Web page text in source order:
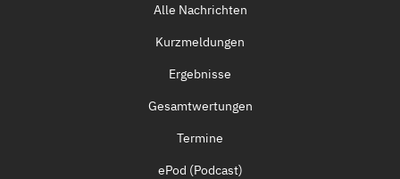
Alle Nachrichten
Kurzmeldungen
Ergebnisse
Gesamtwertungen
Termine
ePod (Podcast)